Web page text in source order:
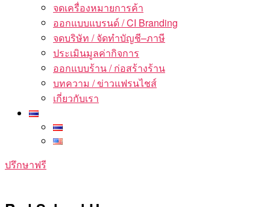
จดเครื่องหมายการค้า
ออกแบบแบรนด์ / CI Branding
จดบริษัท / จัดทำบัญชี–ภาษี
ประเมินมูลค่ากิจการ
ออกแบบร้าน / ก่อสร้างร้าน
บทความ / ข่าวแฟรนไชส์
เกี่ยวกับเรา
ปรึกษาฟรี